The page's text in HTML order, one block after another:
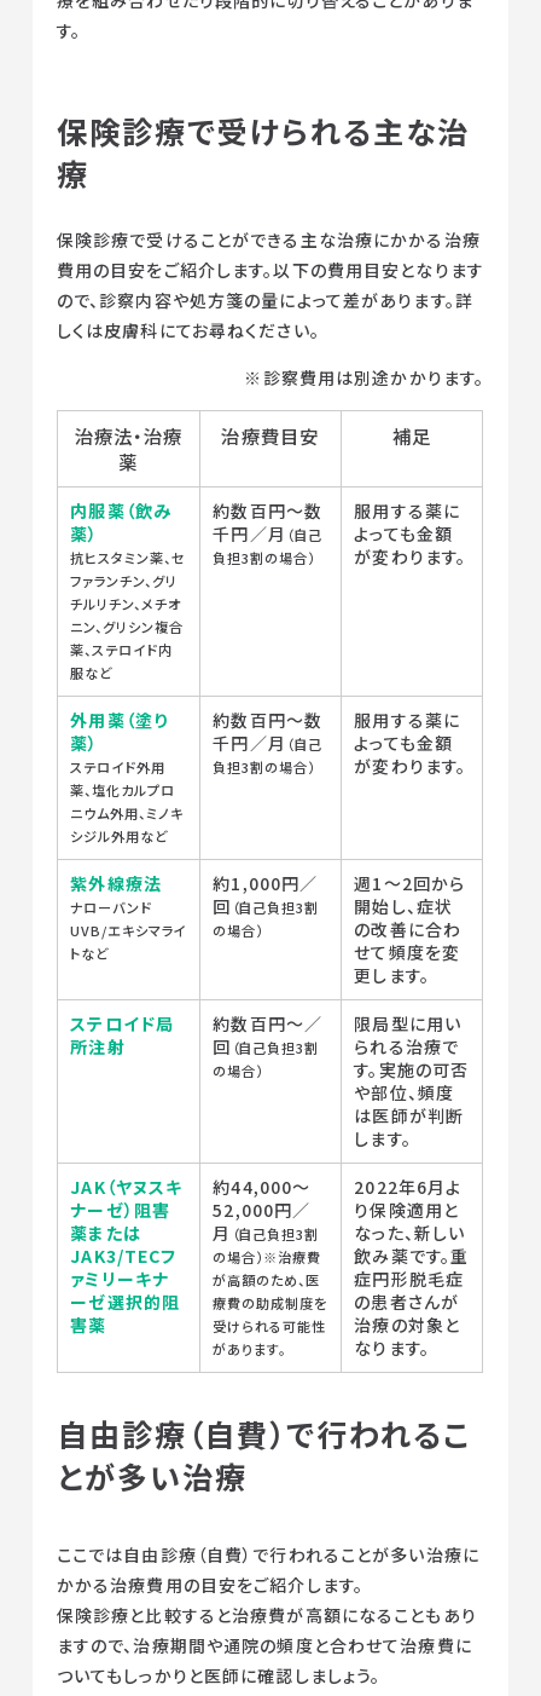
す。
保険診療で受けられる主な治
療
保険診療で受けることができる主な治療にかかる治療
費用の目安をご紹介します。以下の費用目安となります
ので、診察内容や処方箋の量によって差があります。詳
しくは皮膚科にてお尋ねください。
※診察費用は別途かかります。
治療法・治療
薬
治療費目安 補足
内服薬（飲み
薬）
抗ヒスタミン薬、セ
ファランチン、グリ
チルリチン、メチオ
ニン、グリシン複合
薬、ステロイド内
服など
約数百円〜数
千円／月 （自己
負担3割の場合）
服用する薬に
よっても金額
が変わります。
外用薬（塗り
薬）
ステロイド外用
薬、塩化カルプロ
ニウム外用、ミノキ
シジル外用など
約数百円〜数
千円／月 （自己
負担3割の場合）
服用する薬に
よっても金額
が変わります。
紫外線療法
ナローバンド
UVB/エキシマライ
トなど
約1,000円／
回 （自己負担3割
の場合）
週1〜2回から
開始し、症状
の改善に合わ
せて頻度を変
更します。
ステロイド局
所注射
約数百円〜／
回 （自己負担3割
の場合）
限局型に用い
られる治療で
す。実施の可否
や部位、頻度
は医師が判断
します。
JAK（ヤヌスキ
ナーゼ）阻害
薬または
JAK3/TECフ
ァミリーキナ
ーゼ選択的阻
害薬
約44,000～
52,000円／
月 （自己負担3割
の場合）※治療費
が高額のため、医
療費の助成制度を
受けられる可能性
があります。
2022年6月よ
り保険適用と
なった、新しい
飲み薬です。重
症円形脱毛症
の患者さんが
治療の対象と
なります。
自由診療（自費）で行われるこ
とが多い治療
ここでは自由診療（自費）で行われることが多い治療に
かかる治療費用の目安をご紹介します。
保険診療と比較すると治療費が高額になることもあり
ますので、治療期間や通院の頻度と合わせて治療費に
ついてもしっかりと医師に確認しましょう。